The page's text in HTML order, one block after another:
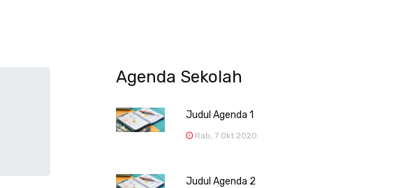
Agenda Sekolah
Judul Agenda 1
Rab, 7 Okt 2020
Judul Agenda 2